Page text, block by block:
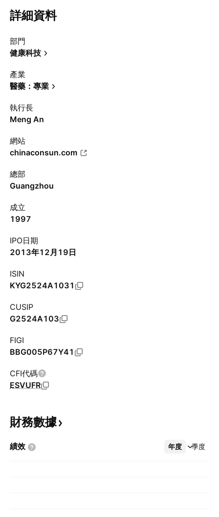
詳細資料
部門
健康科技
產業
醫藥：專業
執行長
Meng An
網站
chinaconsun.com
總部
Guangzhou
成立
1997
IPO日期
2013年12月19日
ISIN
KYG2524A1031
CUSIP
G2524A103
FIGI
BBG005P67Y41
CFI代碼
ESVUFR
財務數據
績效 年度 季度
更多